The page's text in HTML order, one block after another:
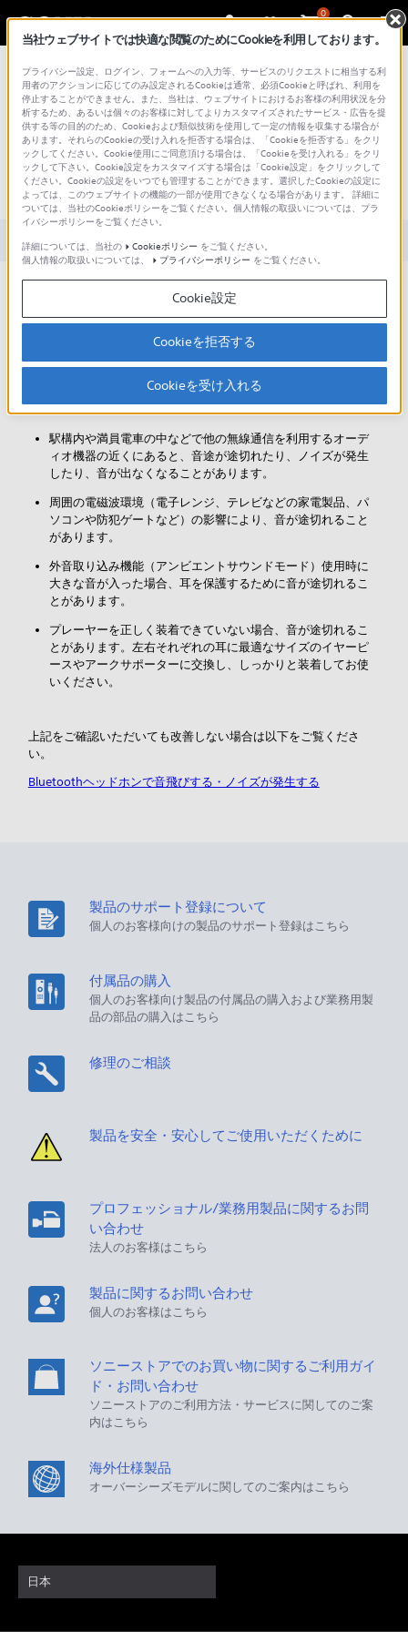
0
総合サポート・お問い合わせ
文書番号 : SH000164001 / 最終更新日 : 2025/03/11
右側の音が途切れる（WF-SP900）
対象製品カテゴリー・製品
下記のような場合に右側のヘッドセットの音が途切れたり、出な
かったりすることがあります。
駅構内や満員電車の中などで他の無線通信を利用するオーデ
ィオ機器の近くにあると、音途が途切れたり、ノイズが発生
したり、音が出なくなることがあります。
周囲の電磁波環境（電子レンジ、テレビなどの家電製品、パ
ソコンや防犯ゲートなど）の影響により、音が途切れること
があります。
外音取り込み機能（アンビエントサウンドモード）使用時に
大きな音が入った場合、耳を保護するために音が途切れるこ
とがあります。
プレーヤーを正しく装着できていない場合、音が途切れるこ
とがあります。左右それぞれの耳に最適なサイズのイヤーピ
ースやアークサポーターに交換し、しっかりと装着してお使
いください。
上記をご確認いただいても改善しない場合は以下をご覧くださ
い。
Bluetoothヘッドホンで音飛びする・ノイズが発生する
製品のサポート登録について
個人のお客様向けの製品のサポート登録はこちら
付属品の購入
個人のお客様向け製品の付属品の購入および業務用製
品の部品の購入はこちら
修理のご相談
製品を安全・安心してご使用いただくために
プロフェッショナル/業務用製品に関するお問
い合わせ
法人のお客様はこちら
製品に関するお問い合わせ
個人のお客様はこちら
ソニーストアでのお買い物に関するご利用ガイ
ド・お問い合わせ
ソニーストアのご利用方法・サービスに関してのご案
内はこちら
海外仕様製品
オーバーシーズモデルに関してのご案内はこちら
日本
当社ウェブサイトでは快適な閲覧のためにCookieを利用しております。
プライバシー設定、ログイン、フォームへの入力等、サービスのリクエストに相当する利
用者のアクションに応じてのみ設定されるCookieは通常、必須Cookieと呼ばれ、利用を
停止することができません。また、当社は、ウェブサイトにおけるお客様の利用状況を分
析するため、あるいは個々のお客様に対してよりカスタマイズされたサービス・広告を提
供する等の目的のため、Cookieおよび類似技術を使用して一定の情報を収集する場合が
あります。それらのCookieの受け入れを拒否する場合は、「Cookieを拒否する」をクリ
ックしてください。Cookie使用にご同意頂ける場合は、「Cookieを受け入れる」をクリ
ックして下さい。Cookie設定をカスタマイズする場合は「Cookie設定」をクリックして
ください。Cookieの設定をいつでも管理することができます。選択したCookieの設定に
よっては、このウェブサイトの機能の一部が使用できなくなる場合があります。 詳細に
ついては、当社のCookieポリシーをご覧ください。個人情報の取扱いについては、プラ
イバシーポリシーをご覧ください。
詳細については、当社の
Cookieポリシー をご覧ください。
個人情報の取扱いについては、
プライバシーポリシー をご覧ください。
Cookie設定
Cookieを拒否する
Cookieを受け入れる